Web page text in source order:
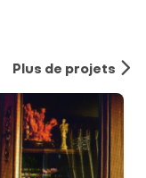
Plus de projets